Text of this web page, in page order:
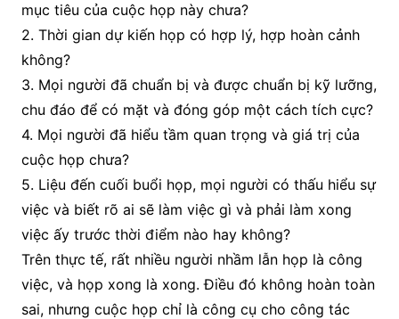
mục tiêu của cuộc họp này chưa?
2. Thời gian dự kiến họp có hợp lý, hợp hoàn cảnh
không?
3. Mọi người đã chuẩn bị và được chuẩn bị kỹ lưỡng,
chu đáo để có mặt và đóng góp một cách tích cực?
4. Mọi người đã hiểu tầm quan trọng và giá trị của
cuộc họp chưa?
5. Liệu đến cuối buổi họp, mọi người có thấu hiểu sự
việc và biết rõ ai sẽ làm việc gì và phải làm xong
việc ấy trước thời điểm nào hay không?
Trên thực tế, rất nhiều người nhầm lẫn họp là công
việc, và họp xong là xong. Điều đó không hoàn toàn
sai, nhưng cuộc họp chỉ là công cụ cho công tác